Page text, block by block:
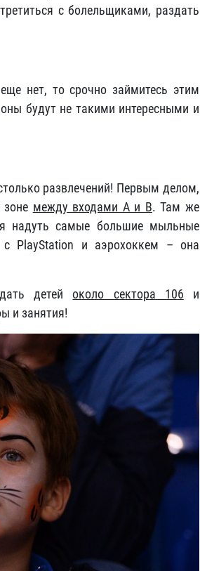
с болельщиками, раздать
нет, то срочно займитесь этим
будут не такими интересными и
развлечений! Первым делом,
между входами А и В. Там же
надуть самые большие мыльные
с PlayStation и аэрохоккем – она
детейоколо сектора 106 и
и занятия!